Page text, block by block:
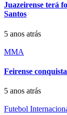
Juazeirense terá
Santos
5 anos atrás
MMA
Feirense
5 anos atrás
Futebol